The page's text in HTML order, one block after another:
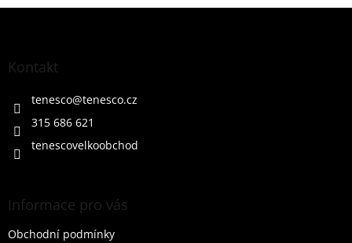
Z
Kontakt
tenesco@tenesco.cz
315 686 621
tenescovelkoobchod
Informace pro vás
Obchodní podmínky